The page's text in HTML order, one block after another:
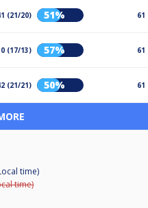
(21/20) 51% 61
(17/13) 57% 61
(21/21) 50% 61
time)
time)